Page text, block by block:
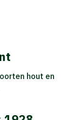
hout en